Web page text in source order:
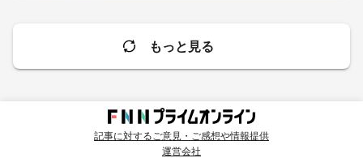
もっと見る
記事に対するご意見・ご感想や情報提供
運営会社